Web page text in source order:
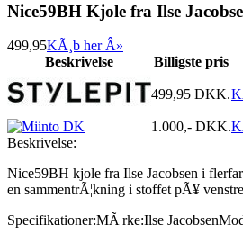
Nice59BH Kjole fra Ilse
499,95KÃ¸b her Â»
Beskrivelse
Billigste pris
499,95 DKK.
1.000,- DKK.
Beskrivelse:
Nice59BH kjole fra Ilse Jacobsen i
en sammentrÃ¦kning i stoffet pÃ¥
Specifikationer:MÃ¦rke:Ilse Jacobsen